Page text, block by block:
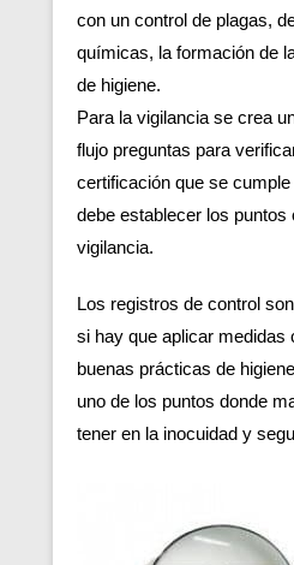
con un control de plagas,
químicas, la formación de
de higiene.
Para la vigilancia se crea
flujo preguntas para
certificación que se
debe establecer los
vigilancia.
Los registros de control
si hay que aplicar medidas
buenas prácticas de
uno de los puntos donde
tener en la inocuidad y